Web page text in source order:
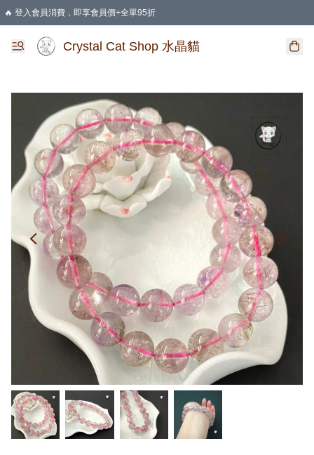
🔥 登入會員消費，即享會員價+全單95折
🛍️ 購物滿HKD 400 即享免運費優惠
Crystal Cat Shop 水晶貓